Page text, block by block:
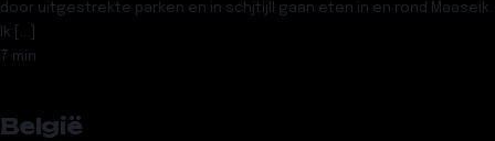
door uitgestrekte parken en in schjtijll gaan eten in en rond Maaseik.
Ik […]
7 min
België